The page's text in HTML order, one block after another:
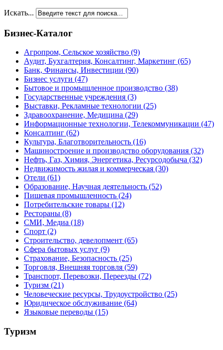
Искать...
Бизнес-Каталог
Агропром, Сельское хозяйство (9)
Аудит, Бухгалтерия, Консалтинг, Маркетинг (65)
Банк, Финансы, Инвестиции (90)
Бизнес услуги (47)
Бытовое и промышленное производство (38)
Государственные учреждения (3)
Выставки, Рекламные технологии (25)
Здравоохранение, Медицина (29)
Информационные технологии, Телекоммуникации (47)
Консалтинг (62)
Культура, Благотворительность (16)
Машиностроение и производство оборудования (32)
Нефть, Газ, Химия, Энергетика, Ресурсодобыча (32)
Недвижимость жилая и коммерческая (30)
Отели (61)
Образование, Научная деятельность (52)
Пишевая промышленность (24)
Потребительские товары (12)
Рестораны (8)
СМИ, Медиа (18)
Спорт (2)
Строительство, девелопмент (65)
Сфера бытовых услуг (9)
Страхование, Безопасность (25)
Торговля, Внешняя торговля (59)
Транспорт, Перевозки, Переезды (72)
Туризм (21)
Человеческие ресурсы, Трудоустройство (25)
Юридическое обслуживание (64)
Языковые переводы (15)
Туризм